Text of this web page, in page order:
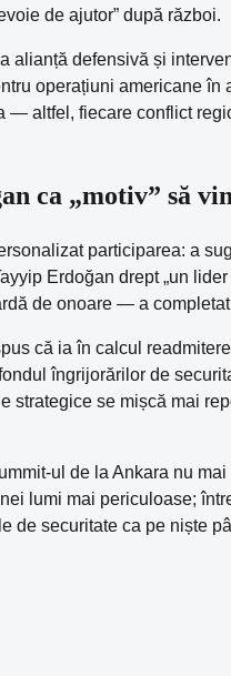
de ajutor” după război.
alianță defensivă și
operațiuni americane
— altfel, fiecare conflict
ca „motiv” să
participarea: a
Erdoğan drept „un
de onoare — a
că ia în calcul
îngrijorărilor de
strategice se mișcă mai
ul de la Ankara nu
lumi mai periculoase;
de securitate ca pe niște